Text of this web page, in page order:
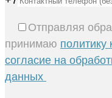
Отправляя
принимаю политику
согласие на
данных